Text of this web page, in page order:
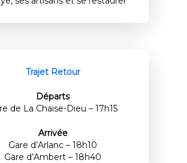
Trajet Retour
Départs
de La Chaise-Dieu – 17h15
Arrivée
Gare d’Arlanc – 18h10
Gare d’Ambert – 18h40